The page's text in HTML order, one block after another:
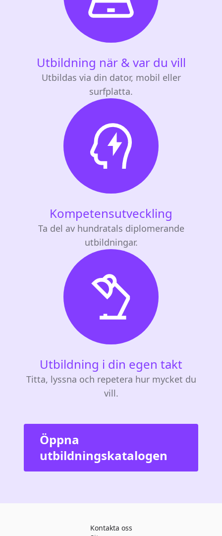
Utbildning när & var du vill
Utbildas via din dator, mobil eller
surfplatta.
Kompetensutveckling
Ta del av hundratals diplomerande
utbildningar.
Utbildning i din egen takt
Titta, lyssna och repetera hur mycket du
vill.
Öppna
utbildningskatalogen
Kontakta oss